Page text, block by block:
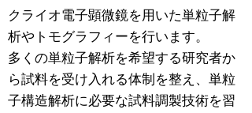
クライオ電子顕微鏡を用いた単粒子解
析やトモグラフィーを行います。
多くの単粒子解析を希望する研究者か
ら試料を受け入れる体制を整え、単粒
子構造解析に必要な試料調製技術を習